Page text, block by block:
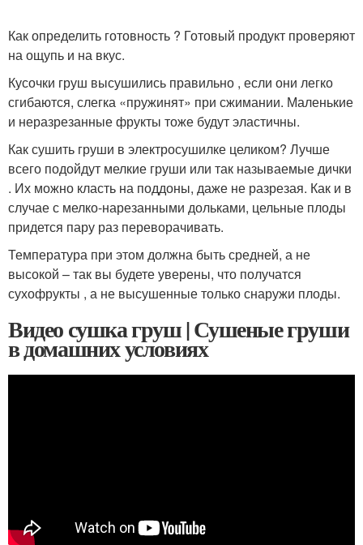
Как определить готовность ? Готовый продукт проверяют
на ощупь и на вкус.
Кусочки груш высушились правильно , если они легко
сгибаются, слегка «пружинят» при сжимании. Маленькие
и неразрезанные фрукты тоже будут эластичны.
Как сушить груши в электросушилке целиком? Лучше
всего подойдут мелкие груши или так называемые дички
. Их можно класть на поддоны, даже не разрезая. Как и в
случае с мелко-нарезанными дольками, цельные плоды
придется пару раз переворачивать.
Температура при этом должна быть средней, а не
высокой – так вы будете уверены, что получатся
сухофрукты , а не высушенные только снаружи плоды.
Видео сушка груш | Сушеные груши
в домашних условиях